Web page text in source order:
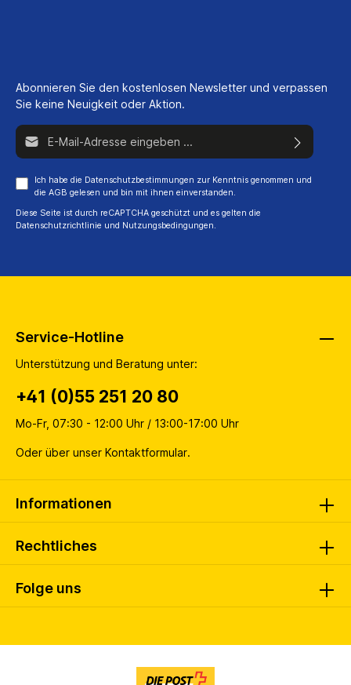
Abonnieren Sie den kostenlosen Newsletter und verpassen
Sie keine Neuigkeit oder Aktion.
E-Mail-Adresse*
Ich habe die Datenschutzbestimmungen zur Kenntnis genommen und
die AGB gelesen und bin mit ihnen einverstanden.
Diese Seite ist durch reCAPTCHA geschützt und es gelten die
Datenschutzrichtlinie und Nutzungsbedingungen.
Folge uns
Service-Hotline
Unterstützung und Beratung unter:
+41 (0)55 251 20 80
Mo-Fr, 07:30 - 12:00 Uhr / 13:00-17:00 Uhr
Oder über unser Kontaktformular.
Informationen
Rechtliches